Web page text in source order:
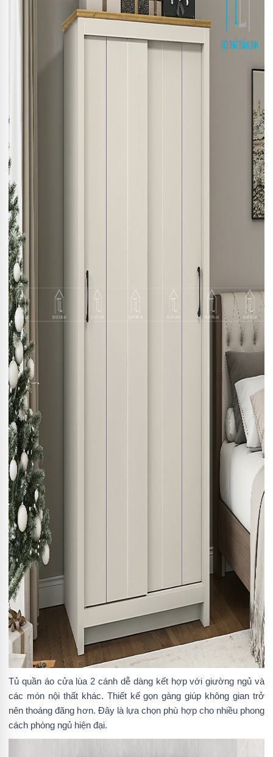
Tủ quần áo cửa lùa 2 cánh dễ dàng kết hợp với giường ngủ và
các món nội thất khác. Thiết kế gọn gàng giúp không gian trở
nên thoáng đãng hơn. Đây là lựa chọn phù hợp cho nhiều phong
cách phòng ngủ hiện đại.